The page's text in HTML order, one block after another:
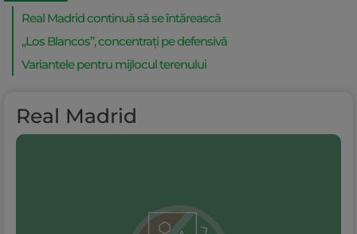
Real Madrid continuă să se întărească
„Los Blancos”, concentrați pe defensivă
Variantele pentru mijlocul terenului
Real Madrid